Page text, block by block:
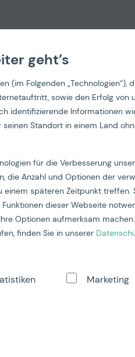
geht’s
(im Folgenden „Technologien“),
sowie den Erfolg
identifizierende Informationen
Standort in einem Land
für die Verbesserung
die Anzahl und Optionen der
einem späteren Zeitpunkt
dieser Webseite
Optionen aufmerksam
finden Sie in unserer
Marketing